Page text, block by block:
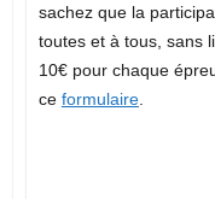
sachez que la
toutes et à tous, sans
10€ pour chaque
ce formulaire.